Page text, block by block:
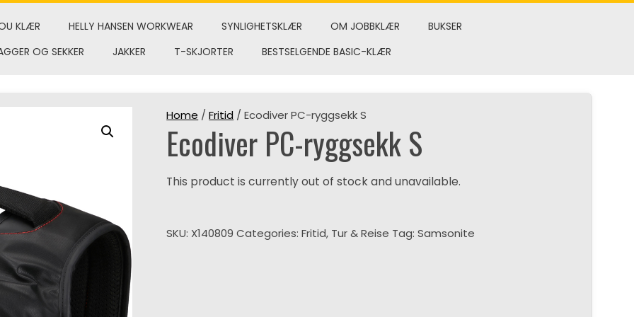
KLÆR HELLY HANSEN WORKWEAR SYNLIGHETSKLÆR OM JOBBKLÆR
BUKSER
OG SEKKER
JAKKER T-SKJORTER BESTSELGENDE BASIC-KLÆR
Home /Fritid / Ecodiver PC-ryggsekk S
Ecodiver PC-ryggsekk S
This product is currently out of stock and unavailable.
SKU: X140809 Categories:Fritid, Tur & Reise Tag:Samsonite